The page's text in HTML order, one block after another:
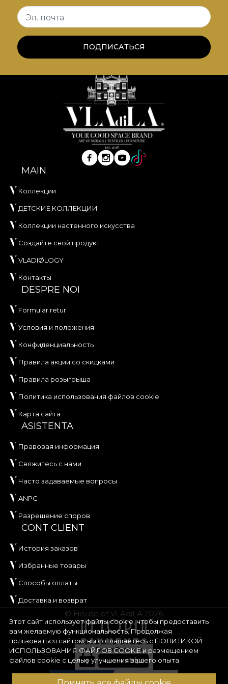
вас.
обои изготовлены из натуральных, экологичных
и биоразлагаемых материалов.
**House of VLAdiLA рекомендует использовать
собственный клей при поклейке обоев. Так вы
сможете наслаждаться быстрым, безопасным и
эффективным процессом обновления
интерьера, соответствующим самым высоким
стандартам качества.
Этот сайт использует файлы cookie, чтобы предоставить
вам желаемую функциональность. Продолжая
пользоваться сайтом, вы соглашаетесь с ПОЛИТИКОЙ
ИСПОЛЬЗОВАНИЯ ФАЙЛОВ COOKIEи размещением
файлов cookie с целью улучшения вашего опыта.
Эл. почта
ПОДПИСАТЬСЯ
MAIN
Коллекции
ДЕТСКИЕ КОЛЛЕКЦИИ
Коллекции настенного искусства
Создайте свой продукт
VLADIØLOGY
Контакты
DESPRE NOI
Formular retur
Условия и положения
Конфиденциальность
Правила акции со скидками
Правила розыгрыша
Политика использования файлов cookie
Карта сайта
ASISTENTA
Правовая информация
Свяжитесь с нами
Часто задаваемые вопросы
ANPC
Разрешение споров
CONT CLIENT
История заказов
Избранные товары
Способы оплаты
Доставка и возврат
© House of VLAdiLA 2026